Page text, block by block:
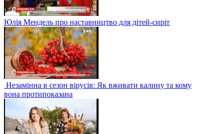
Юлія Мендель про наставництво для дітей-сиріт
Незамінна в сезон вірусів: Як вживати калину та кому
вона протипоказана